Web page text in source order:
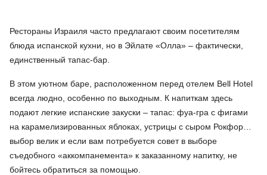
Рестораны Израиля часто предлагают своим посетителям
блюда испанской кухни, но в Эйлате «Олла» – фактически,
единственный тапас-бар.
В этом уютном баре, расположенном перед отелем Bell Hotel
всегда людно, особенно по выходным. К напиткам здесь
подают легкие испанские закуски – тапас: фуа-гра с фигами
на карамелизированных яблоках, устрицы с сыром Рокфор…
выбор велик и если вам потребуется совет в выборе
съедобного «аккомпанемента» к заказанному напитку, не
бойтесь обратиться за помощью.